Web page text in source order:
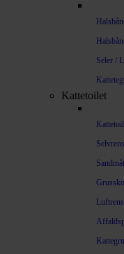
Seler /
Kattetoilet